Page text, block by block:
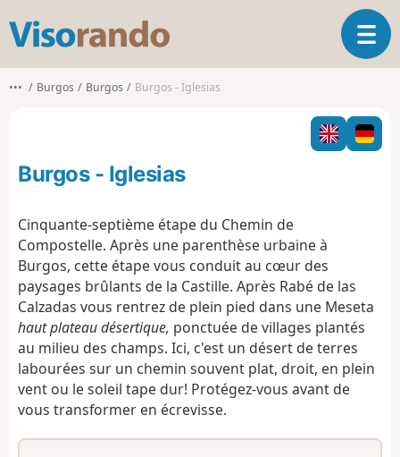
s
o
o
O
u
i
r
l
t
n
••• Burgos Burgos Burgos - Iglesias
Burgos - Iglesias
Cinquante-septième étape du Chemin de
Compostelle. Après une parenthèse urbaine à
Burgos, cette étape vous conduit au cœur des
paysages brûlants de la Castille. Après Rabé de las
Calzadas vous rentrez de plein pied dans une Meseta
haut plateau désertique, ponctuée de villages plantés
au milieu des champs. Ici, c'est un désert de terres
labourées sur un chemin souvent plat, droit, en plein
vent ou le soleil tape dur! Protégez-vous avant de
vous transformer en écrevisse.